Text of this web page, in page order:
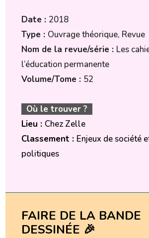
Date : 2018
Type : Ouvrage théorique, Revue
Nom de la revue/série : Les
l’éducation permanente
Volume/Tome : 52
Où le trouver ?
Lieu : Chez Zelle
Classement : Enjeux de société
politiques
FAIRE DE LA BANDE
DESSINÉE 🎉